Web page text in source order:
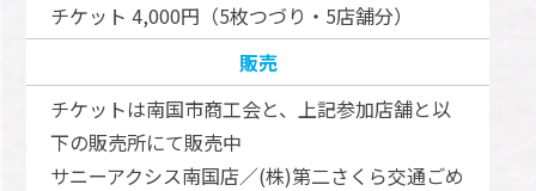
チケット 4,000円（5枚つづり・5店舗分）
販売
チケットは南国市商工会と、上記参加店舗と以
下の販売所にて販売中
サニーアクシス南国店／(株)第二さくら交通ごめ